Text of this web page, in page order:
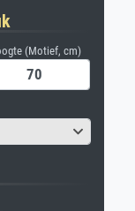
(Motief, cm)